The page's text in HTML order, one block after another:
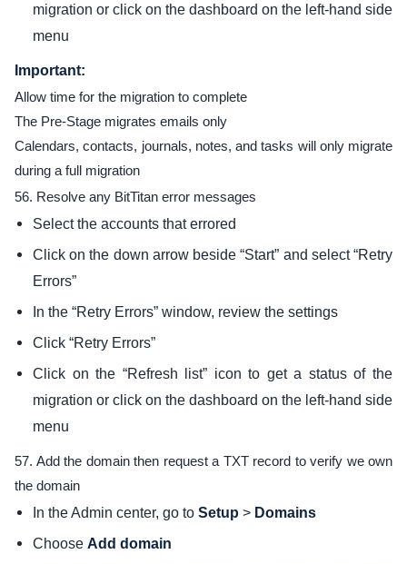
migration or click on the dashboard on the left-hand side
menu
Important:
Allow time for the migration to complete
The Pre-Stage migrates emails only
Calendars, contacts, journals, notes, and tasks will only migrate
during a full migration
56. Resolve any BitTitan error messages
Select the accounts that errored
Click on the down arrow beside “Start” and select “Retry
Errors”
In the “Retry Errors” window, review the settings
Click “Retry Errors”
Click on the “Refresh list” icon to get a status of the
migration or click on the dashboard on the left-hand side
menu
57. Add the domain then request a TXT record to verify we own
the domain
In the Admin center, go to Setup > Domains
Choose Add domain